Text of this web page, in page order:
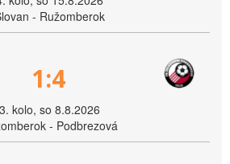
- Ružomberok
1:4
3. kolo, so 8.8.2026
- Podbrezová